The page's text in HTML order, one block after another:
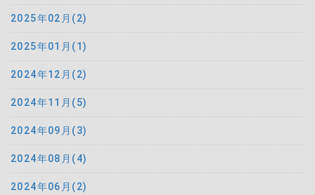
2025年02月(2)
2025年01月(1)
2024年12月(2)
2024年11月(5)
2024年09月(3)
2024年08月(4)
2024年06月(2)